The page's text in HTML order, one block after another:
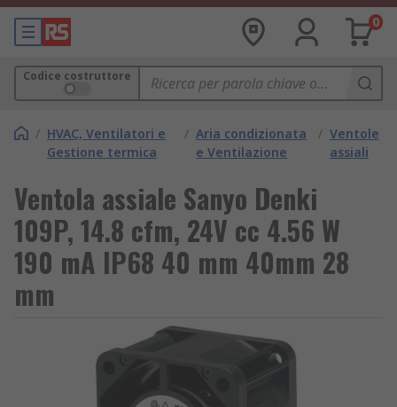
0
Codice costruttore
/ HVAC, Ventilatori e
Gestione termica
/ Aria condizionata
e Ventilazione
/ Ventole
assiali
Ventola assiale Sanyo Denki
109P, 14.8 cfm, 24V cc 4.56 W
190 mA IP68 40 mm 40mm 28
mm